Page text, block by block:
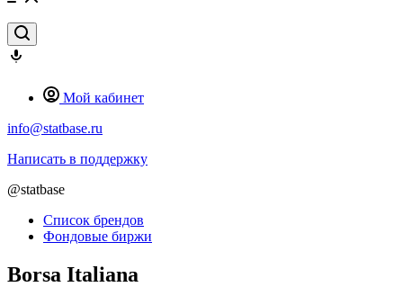
Мой кабинет
info@statbase.ru
Написать в поддержку
@statbase
Список брендов
Фондовые биржи
Borsa Italiana